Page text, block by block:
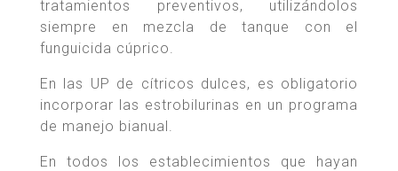
tratamientos preventivos, utilizándolos
siempre en mezcla de tanque con el
funguicida cúprico.
En las UP de cítricos dulces, es obligatorio
incorporar las estrobilurinas en un programa
de manejo bianual.
En todos los establecimientos que hayan